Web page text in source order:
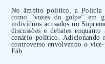
No âmbito político, a Polícia
como "vozes do golpe" em
indivíduos acusados no
discussões e debates
cenário político. Adicionando
controverso envolvendo o
Fáb...